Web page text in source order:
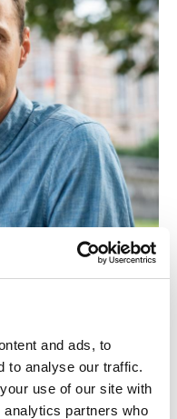
and ads, to
to analyse our traffic.
use of our site with
partners who
na de start van de
zelfs na twee
die